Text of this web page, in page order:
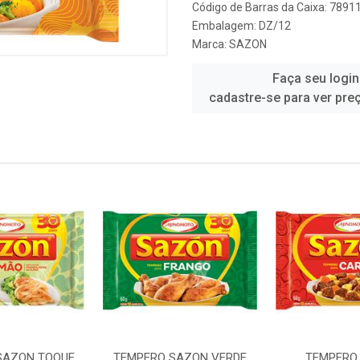
Código de Barras da Caixa:
Embalagem: DZ/12
Marca: SAZON
Faça seu
cadastre-se para ver